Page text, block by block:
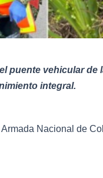
puente vehicular de
integral.
Nacional de